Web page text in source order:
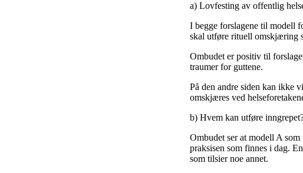
a) Lovfesting av offentlig
I begge forslagene til modell
skal utføre rituell omskjæring
Ombudet er positiv til
traumer for guttene.
På den andre siden kan ikke
omskjæres ved
b) Hvem kan utføre
Ombudet ser at modell A
praksisen som finnes i dag.
som tilsier noe annet.